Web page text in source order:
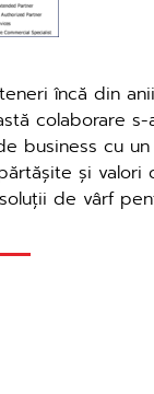
încă din
colaborare
business cu
și valori
de vârf